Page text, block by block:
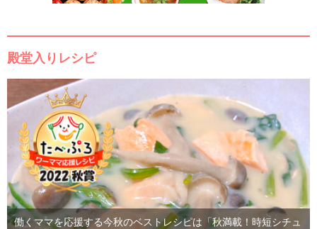
殿堂入りレシピ
働くママを応援する今秋のベストレシピは「秋満載！時短シチュ